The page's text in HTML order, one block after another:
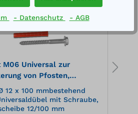
M06 Universal zur
von Pfosten,
Stahlwinkeln usw.
12 x 100 mmbestehend
mit Schraube,
12/100 mm
- Datenschutz - AGB